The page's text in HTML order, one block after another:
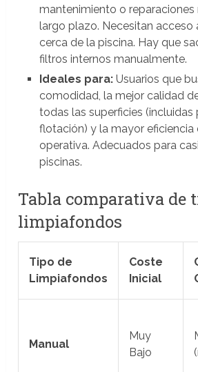
mantenimiento o
largo plazo. Necesitan acceso
cerca de la piscina. Hay que
filtros internos manualmente.
Ideales para:Usuarios que
comodidad, la mejor calidad
todas las superficies (incluidas
flotación) y la mayor eficiencia
operativa. Adecuados para
piscinas.
Tabla comparativa de
limpiafondos
Tipo de
Limpiafondos
Coste
Inicial
Manual
Muy
Bajo